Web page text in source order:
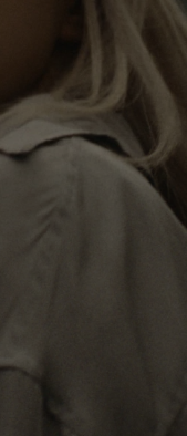
Mit jedem
sich selber auf
Erinnerung an
hat – jeder
ein Symbol für